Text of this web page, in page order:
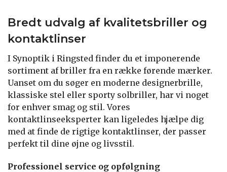
Bredt udvalg af kvalitetsbriller og
kontaktlinser
I Synoptik i Ringsted finder du et imponerende
sortiment af briller fra en række førende mærker.
Uanset om du søger en moderne designerbrille,
klassiske stel eller sporty solbriller, har vi noget
for enhver smag og stil. Vores
kontaktlinseeksperter kan ligeledes hjælpe dig
med at finde de rigtige kontaktlinser, der passer
perfekt til dine øjne og livsstil.
Professionel service og opfølgning